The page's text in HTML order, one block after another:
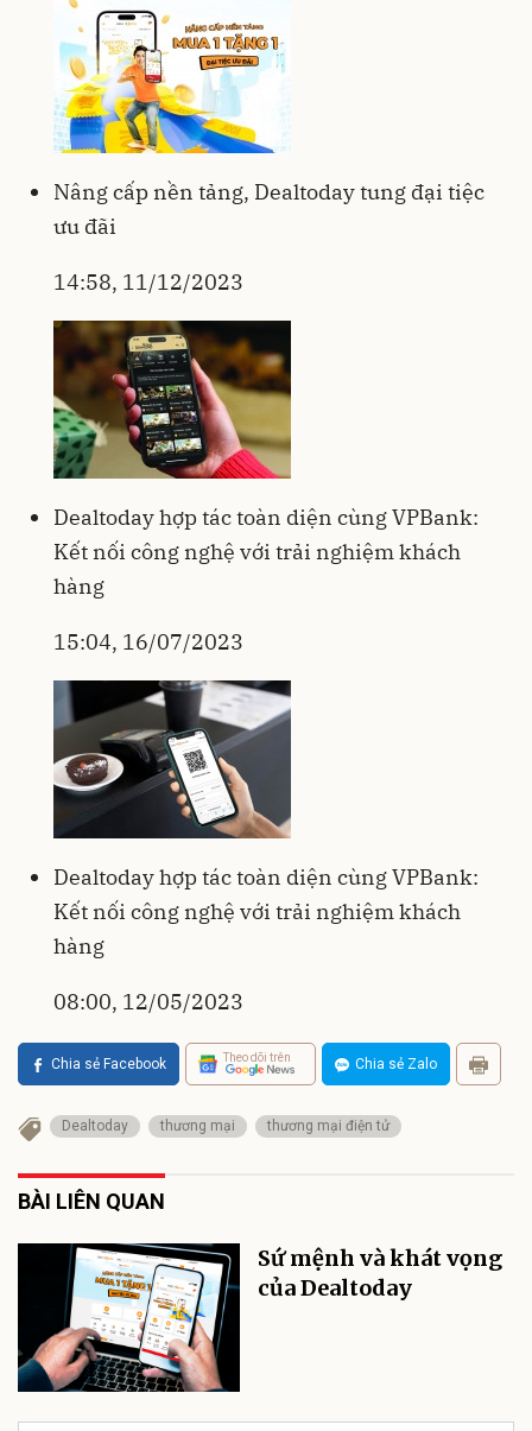
Nâng cấp nền tảng, Dealtoday tung đại tiệc
ưu đãi
14:58, 11/12/2023
Dealtoday hợp tác toàn diện cùng VPBank:
Kết nối công nghệ với trải nghiệm khách
hàng
15:04, 16/07/2023
Dealtoday hợp tác toàn diện cùng VPBank:
Kết nối công nghệ với trải nghiệm khách
hàng
08:00, 12/05/2023
Chia sẻ Facebook Theo dõi trên Chia sẻ Zalo
Dealtoday thương mại thương mại điện tử
BÀI LIÊN QUAN
Sứ mệnh và khát vọng
của Dealtoday